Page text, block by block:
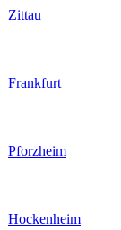
Zittau
Frankfurt
Pforzheim
Hockenheim